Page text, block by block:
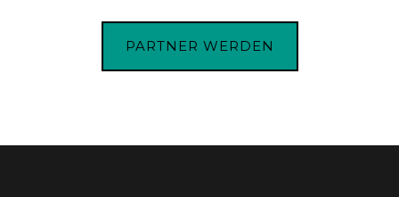
PARTNER WERDEN